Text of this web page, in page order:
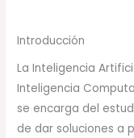
Introducción
La Inteligencia
Inteligencia
se encarga del
de dar soluciones a